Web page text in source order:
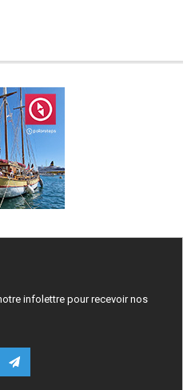
infolettre pour recevoir nos